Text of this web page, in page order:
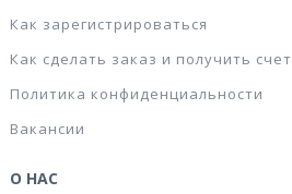
Как зарегистрироваться
Как сделать заказ и получить счет
Политика конфиденциальности
Вакансии
О НАС